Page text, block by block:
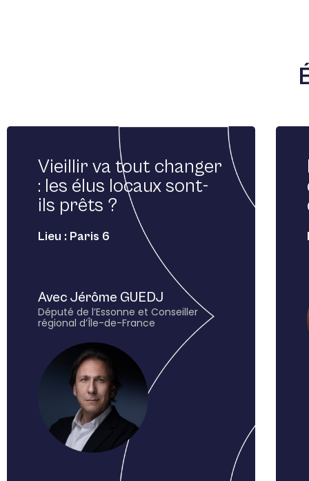
Vieillir va tout changer
: les élus locaux sont-
ils prêts ?
Lieu : Paris 6
Avec Jérôme GUEDJ
Député de l’Essonne et Conseiller
régional d’Île-de-France